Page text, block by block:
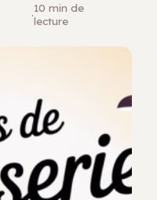
·10 min de
lecture